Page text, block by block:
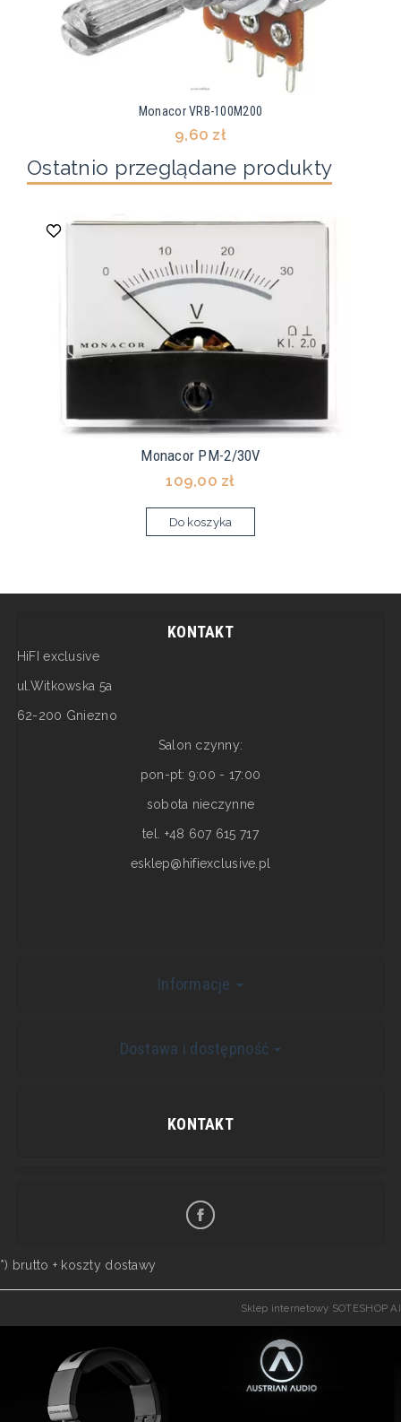
Monacor VRB-100M200
9,60 zł
Ostatnio przeglądane produkty
Monacor PM-2/30V
109,00 zł
Do koszyka
KONTAKT
HiFI exclusive
ul.Witkowska 5a
62-200 Gniezno
Salon czynny:
pon-pt: 9:00 - 17:00
sobota nieczynne
tel. +48 607 615 717
esklep@hifiexclusive.pl
Informacje
Dostawa i dostępność
KONTAKT
*) brutto + koszty dostawy
Sklep internetowy SOTESHOP AI